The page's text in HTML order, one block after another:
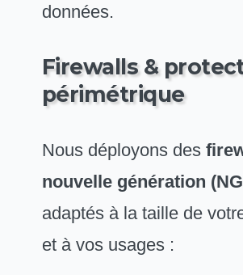
données.
Firewalls &
périmétrique
Nous déployons des
nouvelle génération
adaptés à la taille de
et à vos usages :